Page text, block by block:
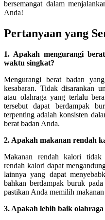
bersemangat dalam
Anda!
Pertanyaan yang
1. Apakah mengurangi
waktu singkat?
Mengurangi berat badan
kesabaran. Tidak disarankan
atau olahraga yang terlalu
tersebut dapat berdampak
terpenting adalah konsisten
berat badan Anda.
2. Apakah makanan rendah
Makanan rendah kalori tidak
rendah kalori dapat
lainnya yang dapat
bahkan berdampak buruk
pastikan Anda memilih
3. Apakah lebih baik